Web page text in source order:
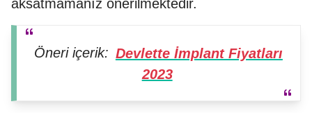
aksatmamanız önerilmektedir.
Öneri içerik: Devlette İmplant Fiyatları
2023